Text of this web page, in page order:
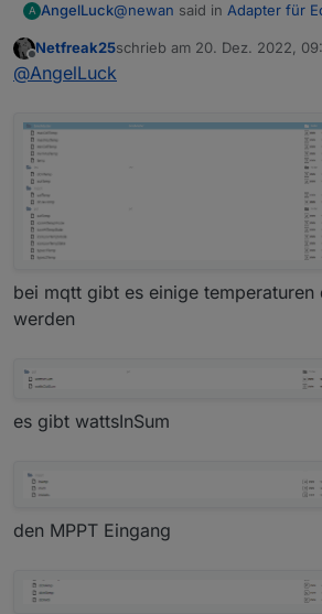
A AngelLuck@newan said in Adapter für
API rein kommen. Dachte
die Temperaturdaten ja
Offline
Netfreak25schrieb am 20. Dez. 2022,
zuletzt editiert von Netfreak25
@AngelLuck
bei mqtt gibt es einige temperaturen
werden
es gibt wattsInSum
den MPPT Eingang